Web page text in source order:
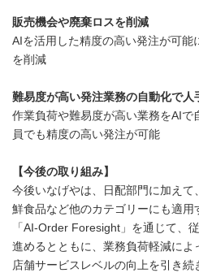
販売機会や廃棄ロスを削減
AIを活用した精度の高い発注が可能
を削減
難易度が⾼い発注業務の自動化で人
作業負荷や難易度が⾼い業務をAIで
員でも精度の高い発注が可能
【今後の取り組み】
今後いなげやは、日配部門に加え
鮮食品など他のカテゴリーにも適用
「AI-Order Foresight」を通じて、
進めるとともに、業務負荷軽減によ
店舗サービスレベルの向上を引き続